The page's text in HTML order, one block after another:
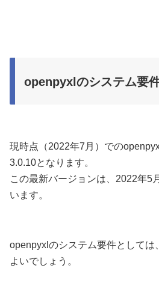
openpyxlのシステム要
現時点（2022年7月）での
3.0.10となります。
この最新バージョンは、2022年5
います。
openpyxlのシステム要件としては
よいでしょう。